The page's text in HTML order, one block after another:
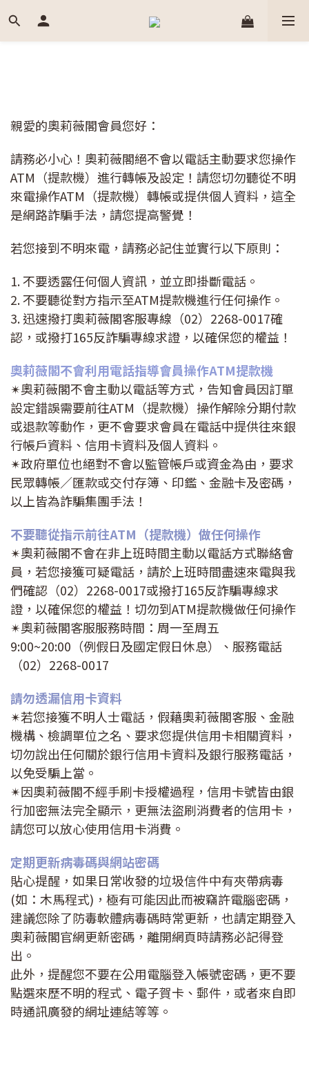
親愛的奧莉薇閣會員您好：
請務必小心！奧莉薇閣絕不會以電話主動要求您操作
ATM（提款機）進行轉帳及設定！請您切勿聽從不明
來電操作ATM（提款機）轉帳或提供個人資料，這全
是網路詐騙手法，請您提高警覺！
若您接到不明來電，請務必記住並實行以下原則：
1. 不要透露任何個人資訊，並立即掛斷電話。
2. 不要聽從對方指示至ATM提款機進行任何操作。
3. 迅速撥打奧莉薇閣客服專線（02）2268-0017確
認，或撥打165反詐騙專線求證，以確保您的權益！
奧莉薇閣不會利用電話指導會員操作ATM提款機
✴奧莉薇閣不會主動以電話等方式，告知會員因訂單
設定錯誤需要前往ATM（提款機）操作解除分期付款
或退款等動作，更不會要求會員在電話中提供往來銀
行帳戶資料、信用卡資料及個人資料。
✴政府單位也絕對不會以監管帳戶或資金為由，要求
民眾轉帳／匯款或交付存簿、印鑑、金融卡及密碼，
以上皆為詐騙集團手法！
不要聽從指示前往ATM（提款機）做任何操作
✴奧莉薇閣不會在非上班時間主動以電話方式聯絡會
員，若您接獲可疑電話，請於上班時間盡速來電與我
們確認（02）2268-0017或撥打165反詐騙專線求
證，以確保您的權益！切勿到ATM提款機做任何操作
✴奧莉薇閣客服服務時間：周一至周五
9:00~20:00（例假日及國定假日休息）、服務電話
（02）2268-0017
請勿透漏信用卡資料
✴若您接獲不明人士電話，假藉奧莉薇閣客服、金融
機構、檢調單位之名、要求您提供信用卡相關資料，
切勿說出任何關於銀行信用卡資料及銀行服務電話，
以免受騙上當。
✴因奧莉薇閣不經手刷卡授權過程，信用卡號皆由銀
行加密無法完全顯示，更無法盜刷消費者的信用卡，
請您可以放心使用信用卡消費。
定期更新病毒碼與網站密碼
貼心提醒，如果日常收發的垃圾信件中有夾帶病毒
(如：木馬程式)，極有可能因此而被竊許電腦密碼，
建議您除了防毒軟體病毒碼時常更新，也請定期登入
奧莉薇閣官網更新密碼，離開網頁時請務必記得登
出。
此外，提醒您不要在公用電腦登入帳號密碼，更不要
點選來歷不明的程式、電子賀卡、郵件，或者來自即
時通訊廣發的網址連結等等。